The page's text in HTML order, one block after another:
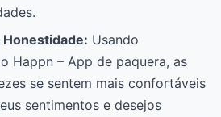
Usando
Happn – App de paquera, as
se sentem mais confortáveis
sentimentos e desejos